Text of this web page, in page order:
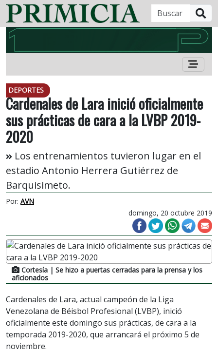
DEPORTES
Cardenales de Lara inició oficialmente
sus prácticas de cara a la LVBP 2019-
2020
Los entrenamientos tuvieron lugar en el
estadio Antonio Herrera Gutiérrez de
Barquisimeto.
Por: AVN
domingo, 20 octubre 2019
Cortesía | Se hizo a puertas cerradas para la prensa y los
aficionados
Cardenales de Lara, actual campeón de la Liga
Venezolana de Béisbol Profesional (LVBP), inició
oficialmente este domingo sus prácticas, de cara a la
temporada 2019-2020, que arrancará el próximo 5 de
noviembre.